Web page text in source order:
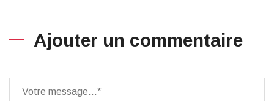
Ajouter un commentaire